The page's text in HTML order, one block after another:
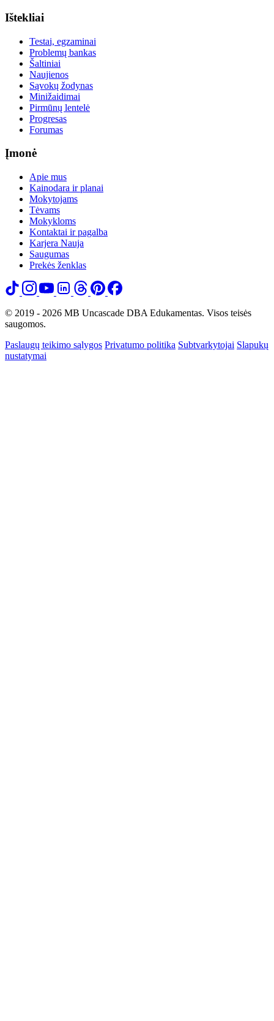
Ištekliai
Testai, egzaminai
Problemų bankas
Šaltiniai
Naujienos
Sąvokų žodynas
Minižaidimai
Pirmūnų lentelė
Progresas
Forumas
Įmonė
Apie mus
Kainodara ir planai
Mokytojams
Tėvams
Mokykloms
Kontaktai ir pagalba
Karjera Nauja
Saugumas
Prekės ženklas
© 2019 - 2026 MB Uncascade DBA Edukamentas. Visos teisės
saugomos.
Paslaugų teikimo sąlygos Privatumo politika Subtvarkytojai Slapukų
nustatymai